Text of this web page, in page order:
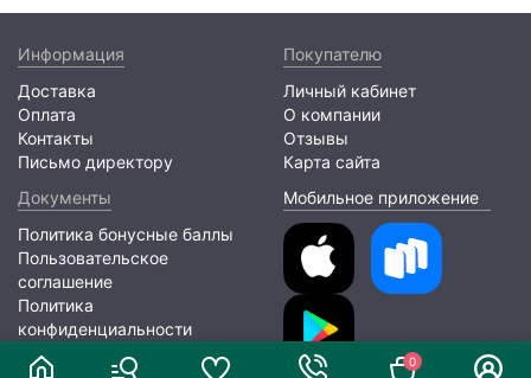
0
Информация
Доставка
Оплата
Контакты
Письмо директору
Покупателю
Личный кабинет
О компании
Отзывы
Карта сайта
Документы
Политика бонусные баллы
Пользовательское
соглашение
Политика
конфиденциальности
Мобильное приложение